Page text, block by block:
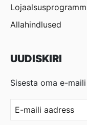
Lojaalsusprogramm
Allahindlused
UUDISKIRI
Sisesta oma e-